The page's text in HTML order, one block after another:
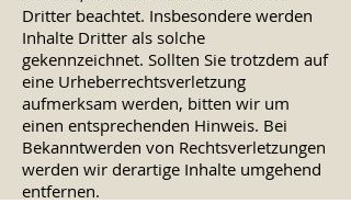
Dritter beachtet. Insbesondere werden
Inhalte Dritter als solche
gekennzeichnet. Sollten Sie trotzdem auf
eine Urheberrechtsverletzung
aufmerksam werden, bitten wir um
einen entsprechenden Hinweis. Bei
Bekanntwerden von Rechtsverletzungen
werden wir derartige Inhalte umgehend
entfernen.